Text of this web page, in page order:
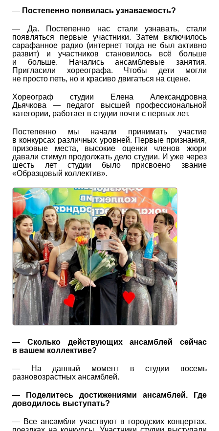
— Постепенно появилась узнаваемость?
— Да. Постепенно нас стали узнавать, стали
появляться первые участники. Затем включилось
сарафанное радио (интернет тогда не был активно
развит) и участников становилось всё больше
и больше. Начались ансамблевые занятия.
Пригласили хореографа. Чтобы дети могли
не просто петь, но и красиво двигаться на сцене.
Хореограф студии Елена Александровна
Дьячкова — педагог высшей профессиональной
категории, работает в студии почти с первых лет.
Постепенно мы начали принимать участие
в конкурсах различных уровней. Первые признания,
призовые места, высокие оценки членов жюри
давали стимул продолжать дело студии. И уже через
шесть лет студии было присвоено звание
«Образцовый коллектив».
— Сколько действующих ансамблей сейчас
в вашем коллективе?
— На данный момент в студии восемь
разновозрастных ансамблей.
—
Поделитесь достижениями ансамблей. Где
доводилось выступать?
— Все ансамбли участвуют в городских концертах,